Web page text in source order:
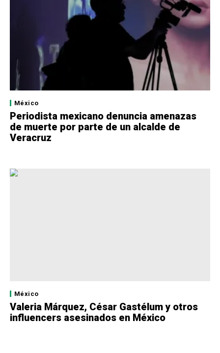
México
Periodista mexicano denuncia amenazas
de muerte por parte de un alcalde de
Veracruz
México
Valeria Márquez, César Gastélum y otros
influencers asesinados en México